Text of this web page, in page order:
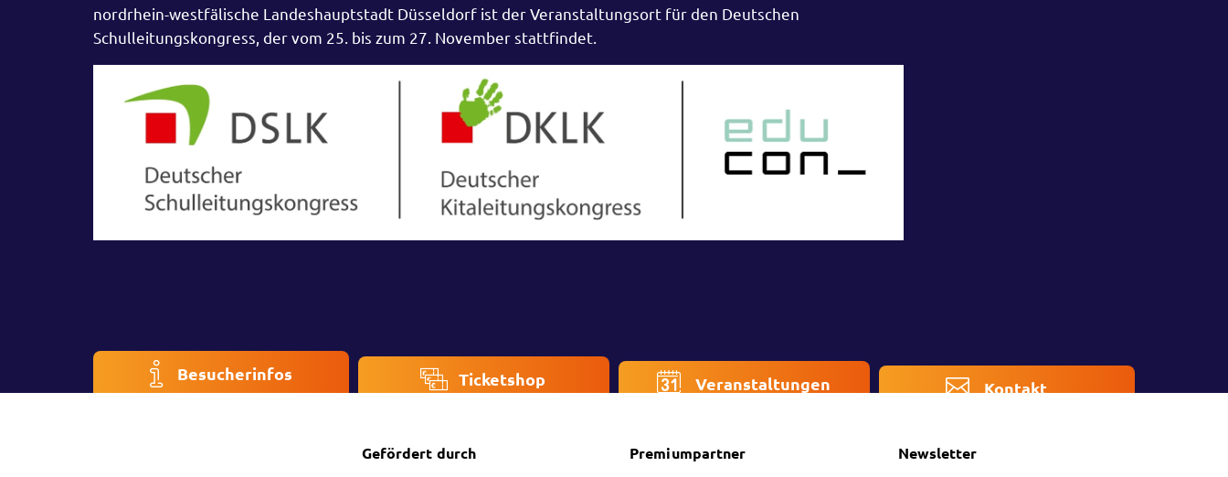
nordrhein-westfälische Landeshauptstadt Düsseldorf ist der Veranstaltungsort für den Deutschen
Schulleitungskongress, der vom 25. bis zum 27. November stattfindet.
Besucherinfos Ticketshop Veranstaltungen Kontakt
Gefördert durch Premiumpartner Newsletter